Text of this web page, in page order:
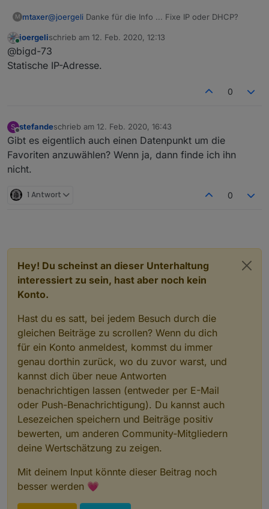
M mtaxer@joergeli Danke für die Info ... Fixe IP oder DHCP?
SG
Mario
Online
joergelischrieb am 12. Feb. 2020, 12:13
zuletzt editiert von
@bigd-73
Statische IP-Adresse.
0
S
Offline
stefandeschrieb am 12. Feb. 2020, 16:43
zuletzt editiert von
Gibt es eigentlich auch einen Datenpunkt um die
Favoriten anzuwählen? Wenn ja, dann finde ich ihn
nicht.
1 Antwort 0
Hey! Du scheinst an dieser Unterhaltung
interessiert zu sein, hast aber noch kein
Konto.
Hast du es satt, bei jedem Besuch durch die
gleichen Beiträge zu scrollen? Wenn du dich
für ein Konto anmeldest, kommst du immer
genau dorthin zurück, wo du zuvor warst, und
kannst dich über neue Antworten
benachrichtigen lassen (entweder per E-Mail
oder Push-Benachrichtigung). Du kannst auch
Lesezeichen speichern und Beiträge positiv
bewerten, um anderen Community-Mitgliedern
deine Wertschätzung zu zeigen.
Mit deinem Input könnte dieser Beitrag noch
besser werden 💗